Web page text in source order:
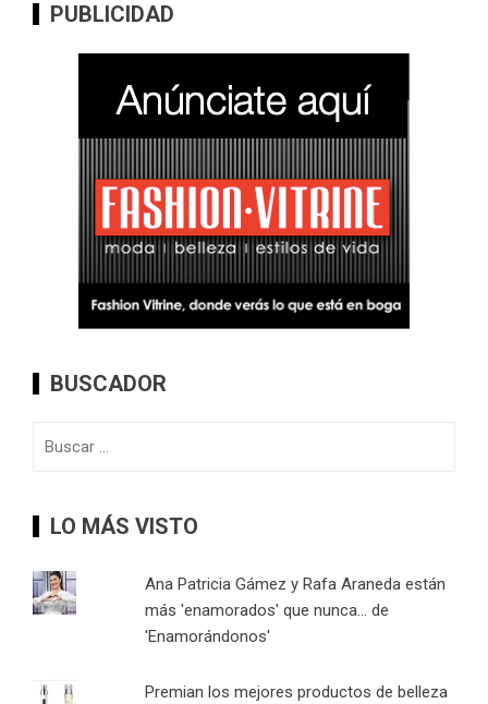
PUBLICIDAD
BUSCADOR
LO MÁS VISTO
Ana Patricia Gámez y Rafa Araneda están
más 'enamorados' que nunca... de
'Enamorándonos'
Premian los mejores productos de belleza